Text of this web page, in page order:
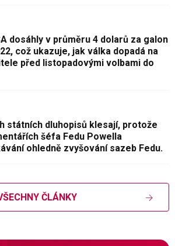
dosáhly v průměru 4 dolarů za galon
což ukazuje, jak válka dopadá na
před listopadovými volbami do
státních dluhopisů klesají, protože
šéfa Fedu Powella
ohledně zvyšování sazeb Fedu.
ČLÁNKY